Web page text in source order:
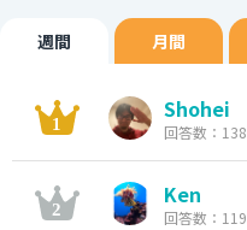
週間 月間
Shohei
回答数：138
Ken
回答数：119